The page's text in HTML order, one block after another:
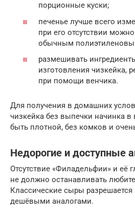
порционные куски;
печенье лучше всего
при его отсутствии
обычным
размешивать
изготовления чизкейка,
при помощи венчика.
Для получения в домашних
чизкейка без выпечки начинка
быть плотной, без комков и
Недорогие и доступные
Отсутствие «Филадельфии» и её
не должно останавливать
Классические сыры разрешается
дешёвыми аналогами.